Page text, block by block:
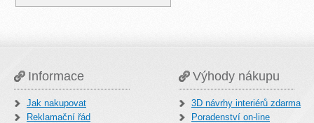
Informace
Jak nakupovat
Reklamační řád
Výhody nákupu
3D návrhy interiérů zdarma
Poradenství on-line